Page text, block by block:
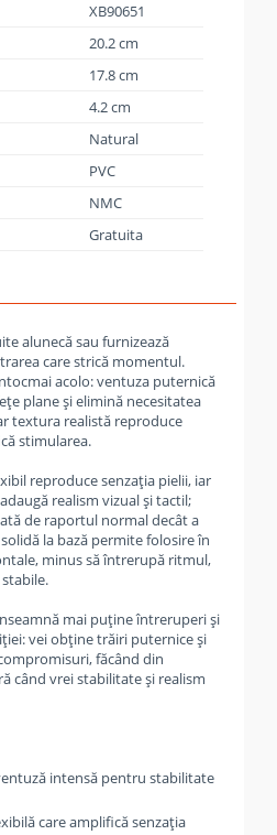
XB90651
20.2 cm
17.8 cm
4.2 cm
Natural
PVC
NMC
Gratuita
alunecă sau furnizează
care strică momentul.
acolo: ventuza puternică
plane și elimină necesitatea
textura realistă reproduce
stimularea.
reproduce senzația pielii, iar
realism vizual și tactil;
de raportul normal decât a
la bază permite folosire în
minus să întrerupă ritmul,
mai puține întreruperi și
vei obține trăiri puternice și
făcând din
când vrei stabilitate și realism
intensă pentru stabilitate
care amplifică senzația